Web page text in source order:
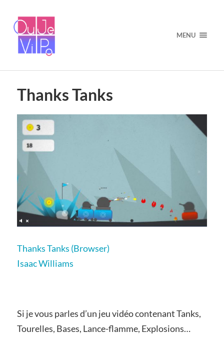
MENU
Thanks Tanks
Thanks Tanks (Browser)
Isaac Williams
Si je vous parles d’un jeu vidéo contenant Tanks,
Tourelles, Bases, Lance-flamme, Explosions…